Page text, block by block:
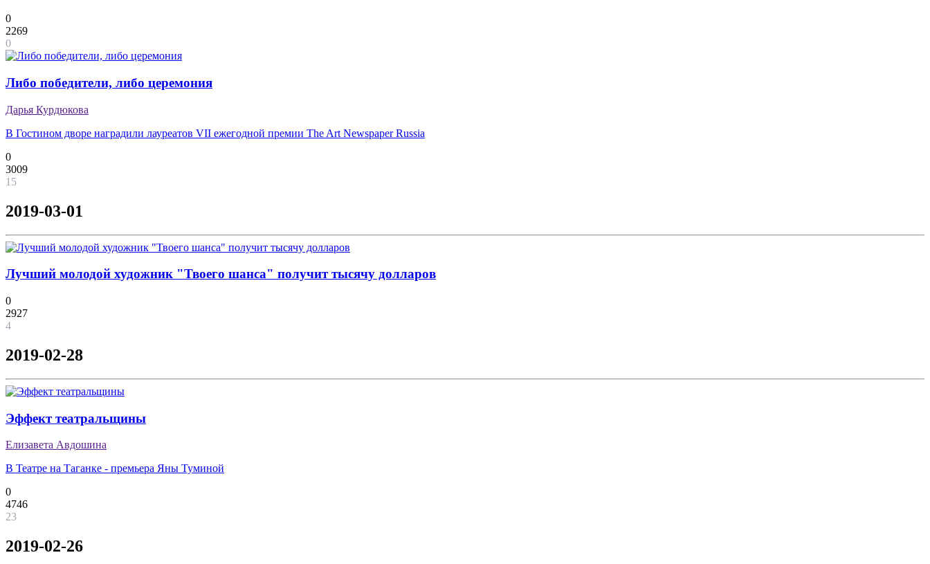
0
2269
0
Либо победители, либо церемония
Дарья Курдюкова
В Гостином дворе наградили лауреатов VII ежегодной премии The Art Newspaper Russia
0
3009
15
2019-03-01
Лучший молодой художник "Твоего шанса" получит тысячу долларов
0
2927
4
2019-02-28
Эффект театральщины
Елизавета Авдошина
В Театре на Таганке - премьера Яны Туминой
0
4746
23
2019-02-26